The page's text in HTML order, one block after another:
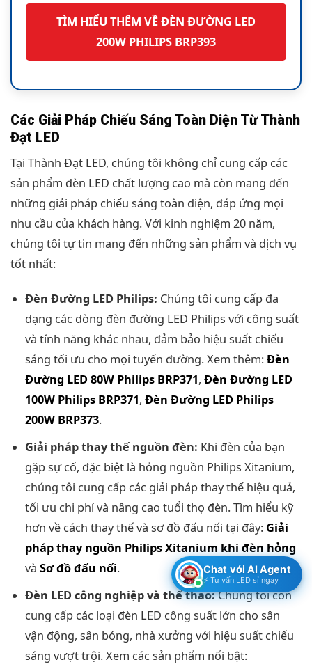
TÌM HIỂU THÊM VỀ ĐÈN ĐƯỜNG LED
200W PHILIPS BRP393
Các Giải Pháp Chiếu Sáng Toàn Diện Từ Thành
Đạt LED
Tại Thành Đạt LED, chúng tôi không chỉ cung cấp các
sản phẩm đèn LED chất lượng cao mà còn mang đến
những giải pháp chiếu sáng toàn diện, đáp ứng mọi
nhu cầu của khách hàng. Với kinh nghiệm 20 năm,
chúng tôi tự tin mang đến những sản phẩm và dịch vụ
tốt nhất:
Đèn Đường LED Philips: Chúng tôi cung cấp đa
dạng các dòng đèn đường LED Philips với công suất
và tính năng khác nhau, đảm bảo hiệu suất chiếu
sáng tối ưu cho mọi tuyến đường. Xem thêm:Đèn
Đường LED 80W Philips BRP371,Đèn Đường LED
100W Philips BRP371,Đèn Đường LED Philips
200W BRP373.
Giải pháp thay thế nguồn đèn: Khi đèn của bạn
gặp sự cố, đặc biệt là hỏng nguồn Philips Xitanium,
chúng tôi cung cấp các giải pháp thay thế hiệu quả,
tối ưu chi phí và nâng cao tuổi thọ đèn. Tìm hiểu kỹ
hơn về cách thay thế và sơ đồ đấu nối tại đây: Giải
pháp thay nguồn Philips Xitanium khi đèn hỏng
vàSơ đồ đấu nối.
Đèn LED công nghiệp và thể thao:Chúng tôi còn
cung cấp các loại đèn LED công suất lớn cho sân
vận động, sân bóng, nhà xưởng với hiệu suất chiếu
sáng vượt trội. Xem các sản phẩm nổi bật:
Chat với AI Agent
⚡ Tư vấn LED sỉ ngay